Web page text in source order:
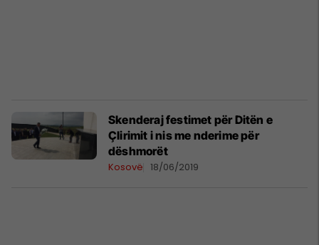
Skenderaj festimet për Ditën e
Çlirimit i nis me nderime për
dëshmorët
Kosovë 18/06/2019